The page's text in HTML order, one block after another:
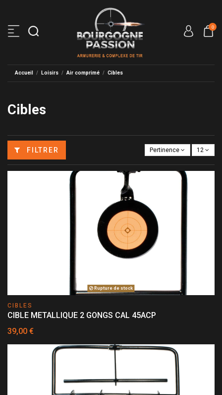
0
Accueil Loisirs Air comprimé Cibles
Cibles
FILTRER Pertinence 12
Rupture de stock
CIBLES
CIBLE METALLIQUE 2 GONGS CAL 45ACP
39,00 €